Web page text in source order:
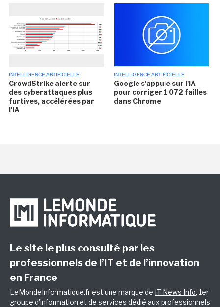
INTELLIGENCE ARTIFICIELLE
CrowdStrike alerte sur
des cyberattaques plus
furtives, accélérées par
l'IA
INTELLIGENCE ARTIFICIELLE
Google s'appuie sur l'IA
pour corriger 1 072 failles
dans Chrome
Le site le plus consulté par les
professionnels de l’IT et de l’innovation
en France
LeMondeInformatique.fr est une marque de IT News Info, 1er
groupe d'information et de services dédié aux professionnels